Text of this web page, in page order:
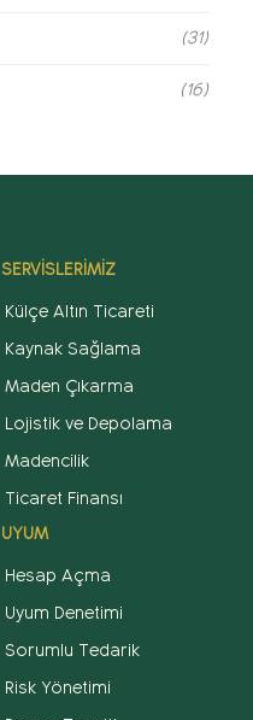
(31)
(16)
SERVİSLERİMİZ
Külçe Altın Ticareti
Kaynak Sağlama
Maden Çıkarma
Lojistik ve Depolama
Madencilik
Ticaret Finansı
UYUM
Hesap Açma
Uyum Denetimi
Sorumlu Tedarik
Risk Yönetimi